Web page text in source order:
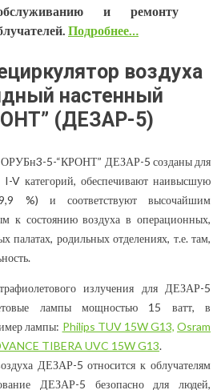
и ремонту
Подробнее…
воздуха
настенный
(ДЕЗАР-5)
ОРУБн3-5-“КРОНТ” ДЕЗАР-5 созданы для
V категорий, обеспечивают наивысшую
%) и соответствуют высочайшим
к состоянию воздуха в операционных,
палатах, родильных отделениях, т.е. там,
излучения для ДЕЗАР-5
лампы мощностью 15 ватт, в
лампы: Philips TUV 15W G13, Osram
TIBERA UVC 15W G13.
ДЕЗАР-5 относится к облучателям
ДЕЗАР-5 безопасно для людей,